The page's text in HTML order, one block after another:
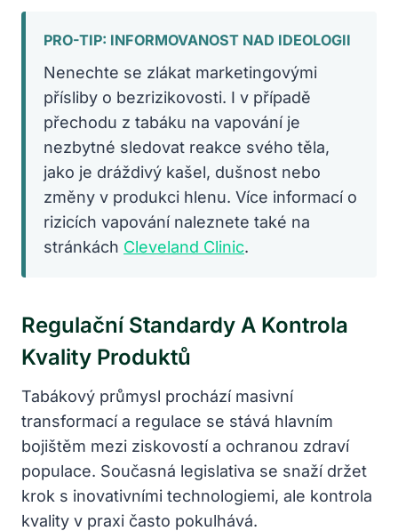
PRO-TIP: INFORMOVANOST NAD IDEOLOGII
Nenechte se zlákat marketingovými
přísliby o bezrizikovosti. I v případě
přechodu z tabáku na vapování je
nezbytné sledovat reakce svého těla,
jako je dráždivý kašel, dušnost nebo
změny v produkci hlenu. Více informací o
rizicích vapování naleznete také na
stránkách Cleveland Clinic.
Regulační Standardy A Kontrola
Kvality Produktů
Tabákový průmysl prochází masivní
transformací a regulace se stává hlavním
bojištěm mezi ziskovostí a ochranou zdraví
populace. Současná legislativa se snaží držet
krok s inovativními technologiemi, ale kontrola
kvality v praxi často pokulhává.